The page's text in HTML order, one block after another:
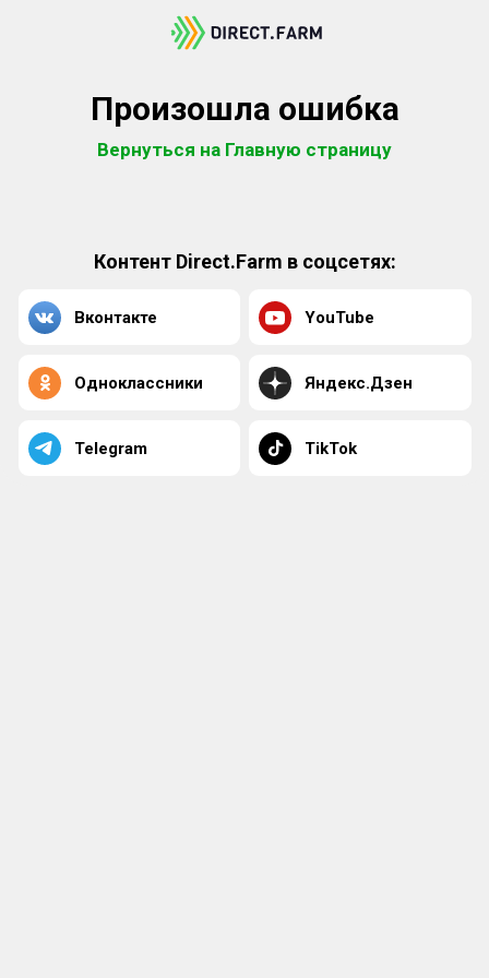
Произошла ошибка
Вернуться на Главную страницу
Контент Direct.Farm в соцсетях:
Вконтакте YouTube
Одноклассники Яндекс.Дзен
Telegram TikTok